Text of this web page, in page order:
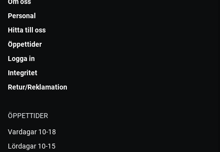
Personal
Hitta till oss
Öppettider
Logga in
Integritet
Retur/Reklamation
ÖPPETTIDER
Vardagar 10-18
Lördagar 10-15